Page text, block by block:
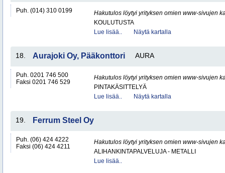
Puh. (014) 310 0199
Hakutulos löytyi yrityksen omien www-sivujen
KOULUTUSTA
Lue lisää..
Näytä kartalla
18. Aurajoki Oy, Pääkonttori AURA
Puh. 0201 746 500
Faksi 0201 746 529
Hakutulos löytyi yrityksen omien www-sivujen
PINTAKÄSITTELYÄ
Lue lisää..
Näytä kartalla
19. Ferrum Steel Oy
Puh. (06) 424 4222
Faksi (06) 424 4211
Hakutulos löytyi yrityksen omien www-sivujen
ALIHANKINTAPALVELUJA - METALLI
Lue lisää..